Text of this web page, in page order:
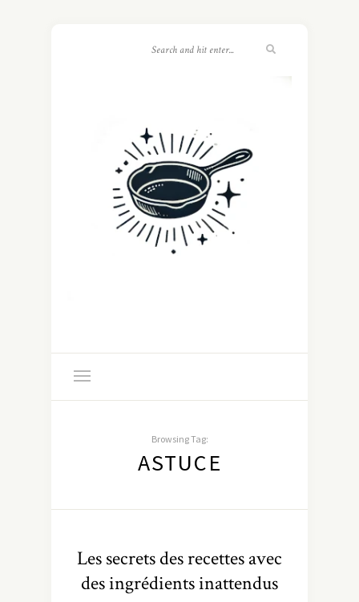
Browsing Tag:
ASTUCE
Les secrets des recettes avec
des ingrédients inattendus